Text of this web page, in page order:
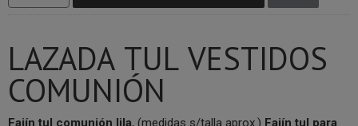
LAZADA TUL VESTIDOS
COMUNIÓN